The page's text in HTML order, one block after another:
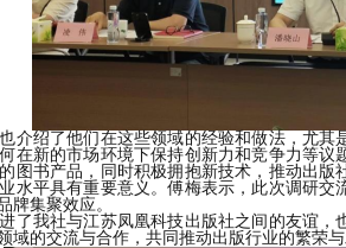
介绍了他们在这些领域的经验和做法，尤其
在新的市场环境下保持创新力和竞争力等议
图书产品，同时积极拥抱新技术，推动出版
水平具有重要意义。傅梅表示，此次调研交
牌集聚效应。
了我社与江苏凤凰科技出版社之间的友谊
域的交流与合作，共同推动出版行业的繁荣与